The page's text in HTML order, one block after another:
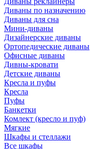
Диваны по назначению
Диваны для сна
Мини-диваны
Дизайнерские диваны
Ортопедические диваны
Офисные диваны
Дивны-кровати
Детские диваны
Кресла и пуфы
Кресла
Пуфы
Банкетки
Комлект (кресло и пуф)
Мягкие
Шкафы и стеллажи
Все шкафы